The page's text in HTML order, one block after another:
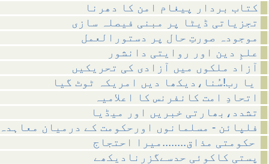
کتاب بردار پیغام امن کا دھرنا
تجزیاتی ڈیٹا پر مبنی فیصلہ سازی
موجودہ صورتِ حال پر دستورالعمل
علمِ دین اور روایتی دانشور
آزاد ملکوں میں آزادی کی تحریکیں
اتحادِ امت کانفرنس کا اعلامیہ
تشدد،بھارتی خبریں اور میڈیا
فلپائن - مسلمانوں اورحکومت کے درمیان
پستی کاکوئی حدسےگزرنادیکھے